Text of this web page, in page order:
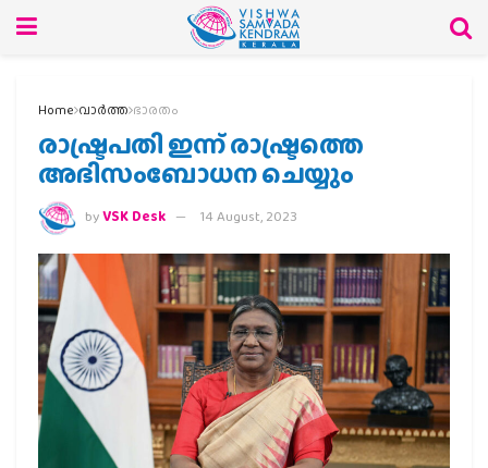
Home വാര്‍ത്ത ഭാരതം
രാഷ്ട്രപതി ഇന്ന് രാഷ്ട്രത്തെ
അഭിസംബോധന ചെയ്യും
byVSK Desk 14 August, 2023